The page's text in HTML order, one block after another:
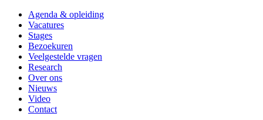
Overslaan en naar de inhoud gaan
Agenda & opleiding
Vacatures
Stages
Bezoekuren
Veelgestelde vragen
Research
Over ons
Nieuws
Video
Contact